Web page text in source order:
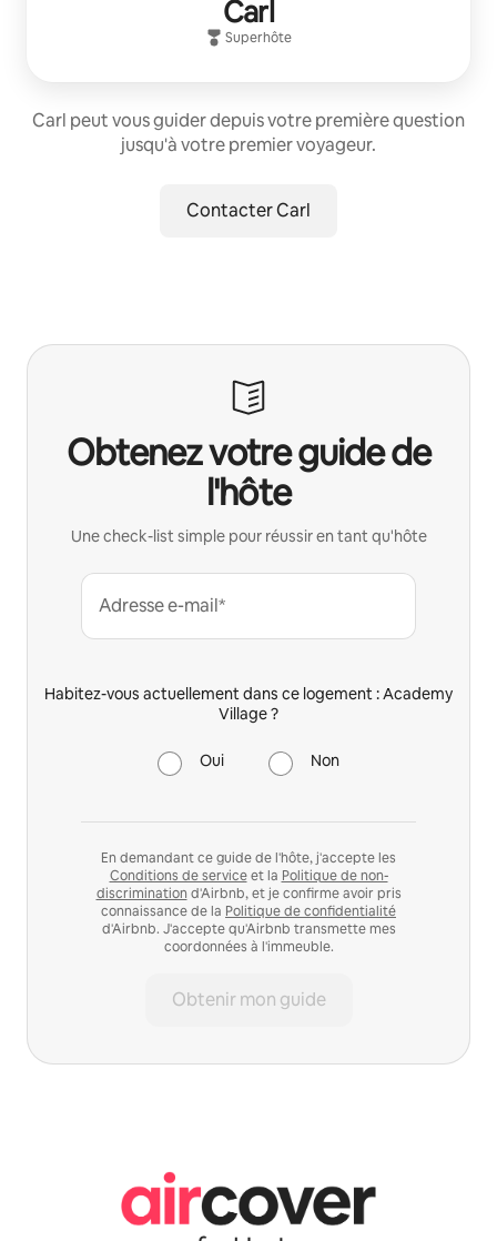
Carl
Superhôte
Carl peut vous guider depuis votre première question
jusqu'à votre premier voyageur.
Contacter Carl
Obtenez votre guide de
l'hôte
Une check-list simple pour réussir en tant qu'hôte
Adresse e-mail*
Habitez-vous actuellement dans ce logement : Academy
Village ?
Oui Non
En demandant ce guide de l'hôte, j'accepte les
Conditions de serviceet la Politique de non-
discrimination d'Airbnb, et je confirme avoir pris
connaissance de la Politique de confidentialité
d'Airbnb. J'accepte qu'Airbnb transmette mes
coordonnées à l'immeuble.
Obtenir mon guide